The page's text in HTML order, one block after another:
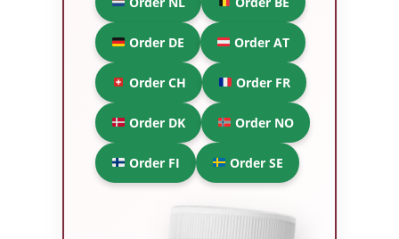
Order DE Order AT
Order CH Order FR
Order DK Order NO
Order FI Order SE